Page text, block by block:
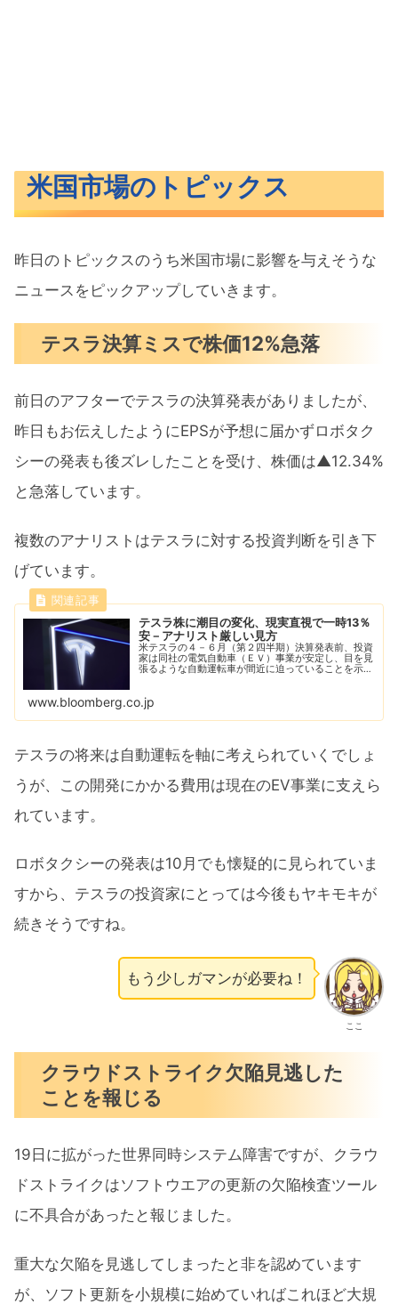
米国市場のトピックス
昨日のトピックスのうち米国市場に影響を与えそうな
ニュースをピックアップしていきます。
テスラ決算ミスで株価12%急落
前日のアフターでテスラの決算発表がありましたが、
昨日もお伝えしたようにEPSが予想に届かずロボタク
シーの発表も後ズレしたことを受け、株価は▲12.34%
と急落しています。
複数のアナリストはテスラに対する投資判断を引き下
げています。
テスラ株に潮目の変化、現実直視で一時13％
安－アナリスト厳しい見方
米テスラの４－６月（第２四半期）決算発表前、投資
家は同社の電気自動車（ＥＶ）事業が安定し、目を見
張るような自動運転車が間近に迫っていることを示唆
www.bloomberg.co.jp
テスラの将来は自動運転を軸に考えられていくでしょ
うが、この開発にかかる費用は現在のEV事業に支えら
れています。
ロボタクシーの発表は10月でも懐疑的に見られていま
すから、テスラの投資家にとっては今後もヤキモキが
続きそうですね。
ここ
もう少しガマンが必要ね！
クラウドストライク欠陥見逃した
ことを報じる
19日に拡がった世界同時システム障害ですが、クラウ
ドストライクはソフトウエアの更新の欠陥検査ツール
に不具合があったと報じました。
重大な欠陥を見逃してしまったと非を認めています
が、ソフト更新を小規模に始めていればこれほど大規